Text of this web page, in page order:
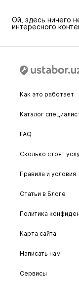
Ой, здесь ничего
интересного
Как это работает
Каталог
FAQ
Сколько стоят
Правила и условия
Статьи в Блоге
Политика
Карта сайта
Написать нам
Сервисы